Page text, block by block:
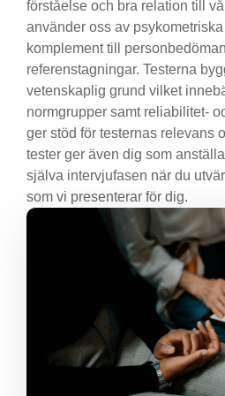
förståelse och bra relation till
använder oss av
komplement till
referenstagningar. Testerna
vetenskaplig grund vilket
normgrupper samt reliabilitet-
ger stöd för testernas relevans
tester ger även dig som
själva intervjufasen när du
som vi presenterar för dig.